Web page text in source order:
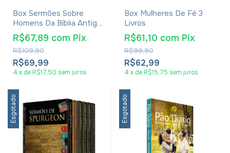
Box Sermões Sobre
Homens Da Bíblia Antigo
E Novo Testamento - C.
H. Spurgeon
R$69,99
R$109,90
R$67,89 com Pix
4 x de R$17,50 sem juros
Box Mulheres De Fé 3
Livros
R$62,99
R$99,90
R$61,10 com Pix
4 x de R$15,75 sem juros
Esgotado Esgotado